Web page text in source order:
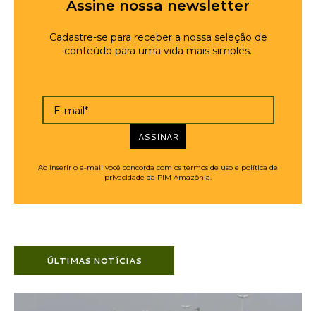
Assine nossa newsletter
Cadastre-se para receber a nossa seleção de
conteúdo para uma vida mais simples.
E-mail*
ASSINAR
Ao inserir o e-mail você concorda com os termos de uso e política de
privacidade da PIM Amazônia.
ÚLTIMAS NOTÍCIAS